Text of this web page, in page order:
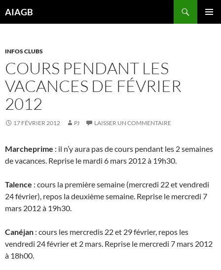
auAIAGB
INFOS CLUBS
COURS PENDANT LES
VACANCES DE FÉVRIER
2012
17 FÉVRIER 2012 PJ LAISSER UN COMMENTAIRE
Marcheprime : il n’y aura pas de cours pendant les 2 semaines
de vacances. Reprise le mardi 6 mars 2012 à 19h30.
Talence : cours la première semaine (mercredi 22 et vendredi
24 février), repos la deuxième semaine. Reprise le mercredi 7
mars 2012 à 19h30.
Canéjan : cours les mercredis 22 et 29 février, repos les
vendredi 24 février et 2 mars. Reprise le mercredi 7 mars 2012
à 18h00.